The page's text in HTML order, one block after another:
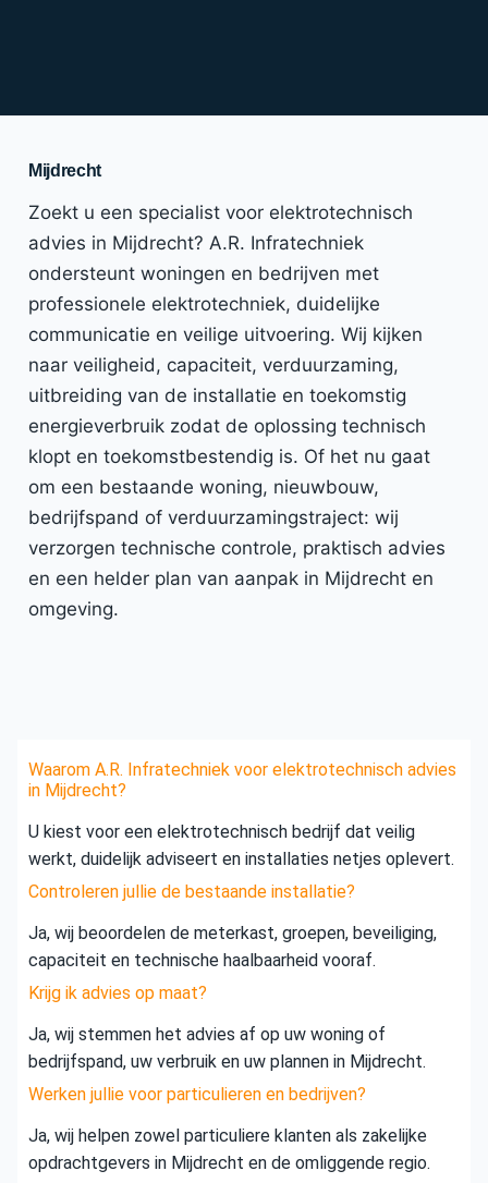
Mijdrecht
Zoekt u een specialist voor elektrotechnisch
advies in Mijdrecht? A.R. Infratechniek
ondersteunt woningen en bedrijven met
professionele elektrotechniek, duidelijke
communicatie en veilige uitvoering. Wij kijken
naar veiligheid, capaciteit, verduurzaming,
uitbreiding van de installatie en toekomstig
energieverbruik zodat de oplossing technisch
klopt en toekomstbestendig is. Of het nu gaat
om een bestaande woning, nieuwbouw,
bedrijfspand of verduurzamingstraject: wij
verzorgen technische controle, praktisch advies
en een helder plan van aanpak in Mijdrecht en
omgeving.
Waarom A.R. Infratechniek voor elektrotechnisch advies
in Mijdrecht?
U kiest voor een elektrotechnisch bedrijf dat veilig
werkt, duidelijk adviseert en installaties netjes oplevert.
Controleren jullie de bestaande installatie?
Ja, wij beoordelen de meterkast, groepen, beveiliging,
capaciteit en technische haalbaarheid vooraf.
Krijg ik advies op maat?
Ja, wij stemmen het advies af op uw woning of
bedrijfspand, uw verbruik en uw plannen in Mijdrecht.
Werken jullie voor particulieren en bedrijven?
Ja, wij helpen zowel particuliere klanten als zakelijke
opdrachtgevers in Mijdrecht en de omliggende regio.